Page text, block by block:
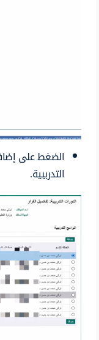
الضغط على
التدريبية.